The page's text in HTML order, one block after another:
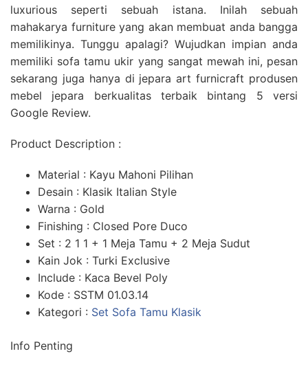
luxurious seperti sebuah istana. Inilah sebuah
mahakarya furniture yang akan membuat anda bangga
memilikinya. Tunggu apalagi? Wujudkan impian anda
memiliki sofa tamu ukir yang sangat mewah ini, pesan
sekarang juga hanya di jepara art furnicraft produsen
mebel jepara berkualitas terbaik bintang 5 versi
Google Review.
Product Description :
Material : Kayu Mahoni Pilihan
Desain : Klasik Italian Style
Warna : Gold
Finishing : Closed Pore Duco
Set : 2 1 1 + 1 Meja Tamu + 2 Meja Sudut
Kain Jok : Turki Exclusive
Include : Kaca Bevel Poly
Kode : SSTM 01.03.14
Kategori : Set Sofa Tamu Klasik
Info Penting